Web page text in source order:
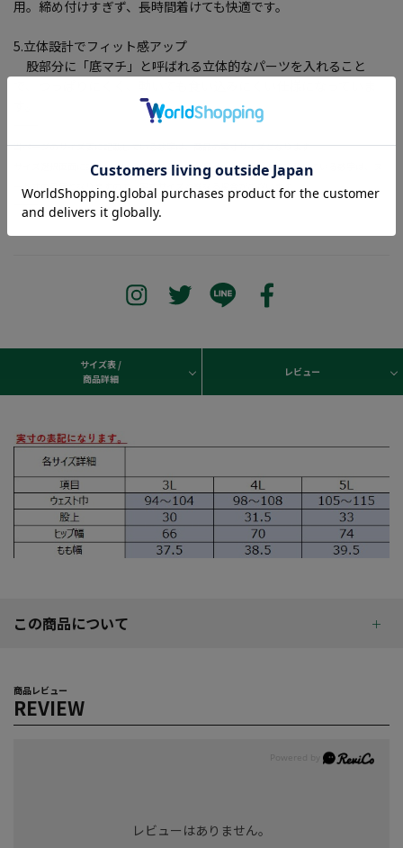
用。締め付けすぎず、長時間着けても快適です。
5.立体設計でフィット感アップ
股部分に「底マチ」と呼ばれる立体的なパーツを入れること
当ページのサイズ表に記載している数字は、商品の実寸サイズとなります。
サイズ選択画面に記載している数字あるいはお届けした商品タグに記載している数字は、ヌ
ード寸の目安となりますので、実寸サイズと異なる場合がございます。
サイズ表 /
商品詳細
レビュー
この商品について
商品レビュー
REVIEW
レビューはありません。